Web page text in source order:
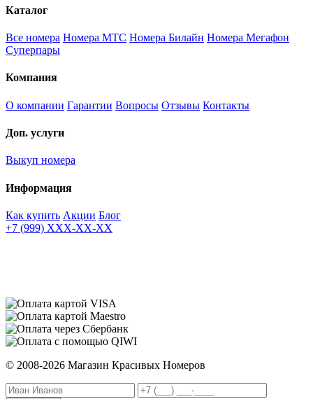
Каталог
Все номера Номера МТС Номера Билайн Номера Мегафон
Суперпары
Компания
О компании Гарантии Вопросы Отзывы Контакты
Доп. услуги
Выкуп номера
Информация
Как купить Акции Блог
+7 (999) XXX-XX-XX
© 2008-2026 Магазин Красивых Номеров